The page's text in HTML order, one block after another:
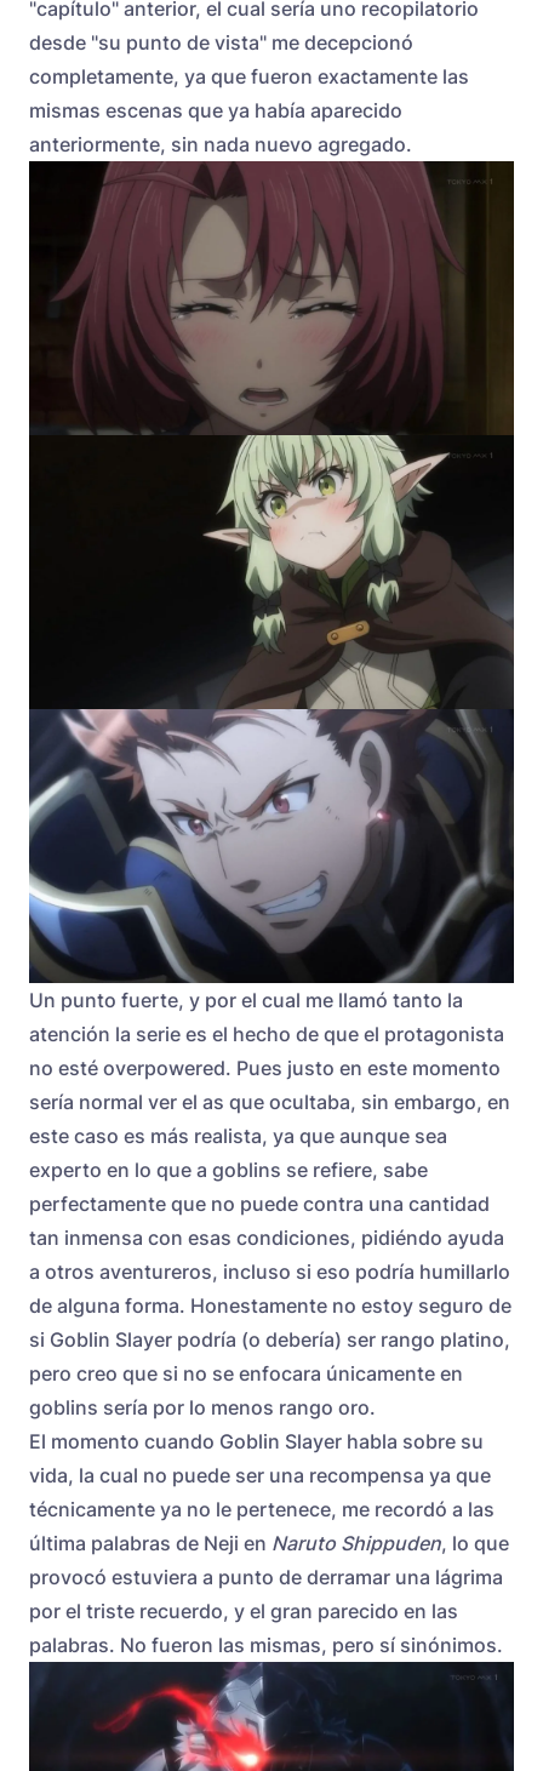
"capítulo" anterior, el cual sería uno recopilatorio
desde "su punto de vista" me decepcionó
completamente, ya que fueron exactamente las
mismas escenas que ya había aparecido
anteriormente, sin nada nuevo agregado.
Un punto fuerte, y por el cual me llamó tanto la
atención la serie es el hecho de que el protagonista
no esté overpowered. Pues justo en este momento
sería normal ver el as que ocultaba, sin embargo, en
este caso es más realista, ya que aunque sea
experto en lo que a goblins se refiere, sabe
perfectamente que no puede contra una cantidad
tan inmensa con esas condiciones, pidiéndo ayuda
a otros aventureros, incluso si eso podría humillarlo
de alguna forma. Honestamente no estoy seguro de
si Goblin Slayer podría (o debería) ser rango platino,
pero creo que si no se enfocara únicamente en
goblins sería por lo menos rango oro.
El momento cuando Goblin Slayer habla sobre su
vida, la cual no puede ser una recompensa ya que
técnicamente ya no le pertenece, me recordó a las
última palabras de Neji en Naruto Shippuden, lo que
provocó estuviera a punto de derramar una lágrima
por el triste recuerdo, y el gran parecido en las
palabras. No fueron las mismas, pero sí sinónimos.